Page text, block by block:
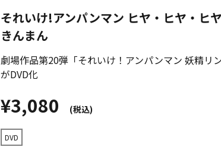
それいけ!アンパンマン ヒヤ・ヒヤ・ヒ
きんまん
劇場作品第20弾「それいけ！アンパンマン 妖精リ
がDVD化
¥3,080 (税込)
DVD